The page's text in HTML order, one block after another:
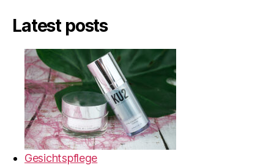
Latest posts
Gesichtspflege